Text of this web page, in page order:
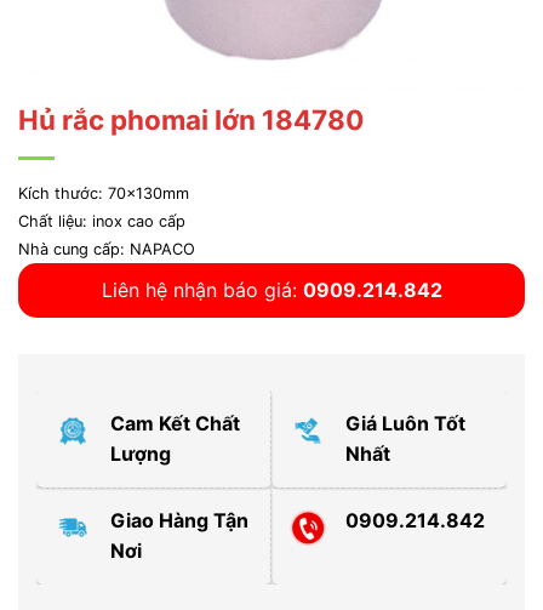
Hủ rắc phomai lớn 184780
Kích thước: 70x130mm
Chất liệu: inox cao cấp
Nhà cung cấp: NAPACO
Liên hệ nhận báo giá: 0909.214.842
Cam Kết Chất
Lượng
Giá Luôn Tốt
Nhất
Giao Hàng Tận
Nơi
0909.214.842